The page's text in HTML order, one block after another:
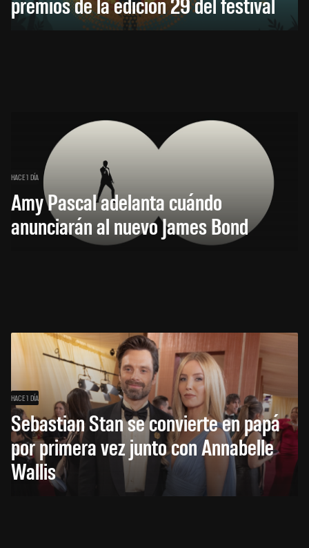
HACE 1 DÍA
Amy Pascal adelanta cuándo
anunciarán al nuevo James Bond
HACE 1 DÍA
Sebastian Stan se convierte en papá
por primera vez junto con Annabelle
Wallis